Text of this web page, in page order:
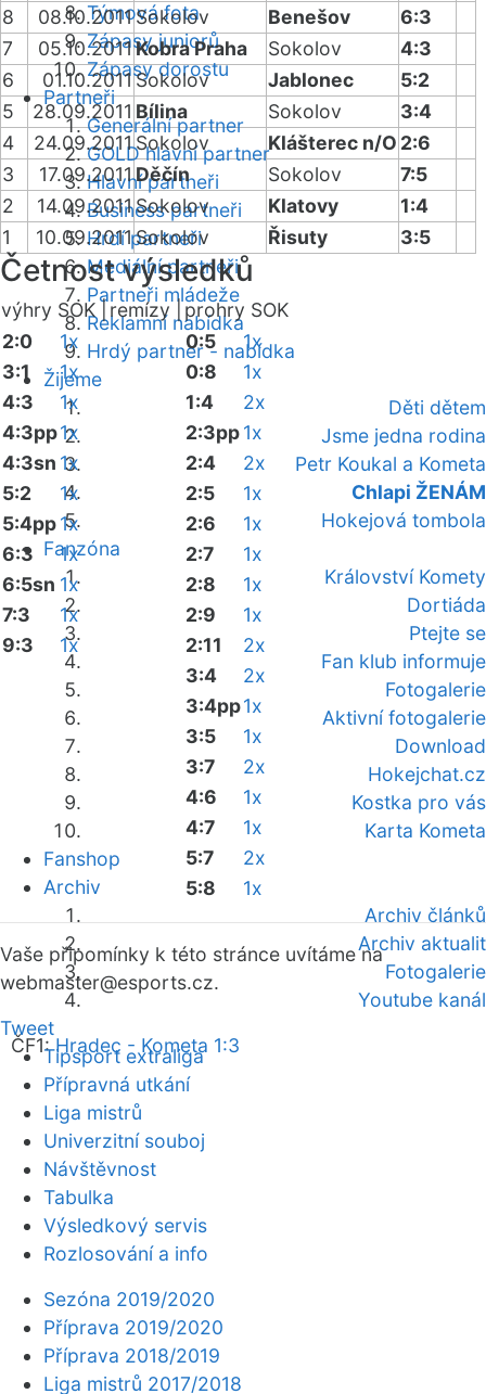
Týmová fota
Zápasy juniorů
Zápasy dorostu
Partneři
Generální partner
GOLD hlavní partner
Hlavní partneři
Business partneři
Hrdí partneři
Mediální partneři
Partneři mládeže
Reklamní nabídka
Hrdý partner - nabídka
Žijeme
Děti dětem
Jsme jedna rodina
Petr Koukal a Kometa
Chlapi ŽENÁM
Hokejová tombola
Fanzóna
Království Komety
Dortiáda
Ptejte se
Fan klub informuje
Fotogalerie
Aktivní fotogalerie
Download
Hokejchat.cz
Kostka pro vás
Karta Kometa
Fanshop
Archiv
Archiv článků
Archiv aktualit
Fotogalerie
Youtube kanál
ČF1:Hradec - Kometa 1:3
8
08.10.2011Sokolov Benešov
6:3
7
05.10.2011Kobra Praha Sokolov
4:3
6
01.10.2011Sokolov Jablonec
5:2
5
28.09.2011 Bílina Sokolov
3:4
4
24.09.2011Sokolov Klášterec n/O 2:6
3
17.09.2011Děčín Sokolov
7:5
2
14.09.2011Sokolov Klatovy
1:4
1
10.09.2011Sokolov Řisuty 3:5
Četnost výsledků
výhry SOK | remízy |
prohry SOK
2:0
1x
3:1
1x
4:3
1x
4:3pp1x
4:3sn 1x
5:2
1x
5:4pp1x
6:3
1x
6:5sn 1x
7:3
1x
9:3
1x
0:5
1x
0:8
1x
1:4
2x
2:3pp1x
2:4
2x
2:5
1x
2:6
1x
2:7
1x
2:8
1x
2:9
1x
2:11
2x
3:4
2x
3:4pp1x
3:5
1x
3:7
2x
4:6
1x
4:7
1x
5:7
2x
5:8
1x
Vaše připomínky k této stránce uvítáme na
webmaster@esports.cz.
Tweet
Tipsport extraliga
Přípravná utkání
Liga mistrů
Univerzitní souboj
Návštěvnost
Tabulka
Výsledkový servis
Rozlosování a info
Sezóna 2019/2020
Příprava 2019/2020
Příprava 2018/2019
Liga mistrů 2017/2018